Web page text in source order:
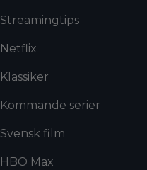
Streamingtips
Netflix
Klassiker
Kommande serier
Svensk film
HBO Max